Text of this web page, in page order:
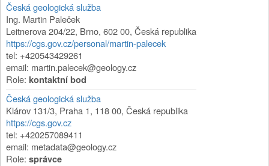
Česká geologická služba
Ing. Martin Paleček
Leitnerova 204/22, Brno, 602 00, Česká republika
https://cgs.gov.cz/personal/martin-palecek
tel: +420543429261
email: martin.palecek@geology.cz
Role: kontaktní bod
Česká geologická služba
Klárov 131/3, Praha 1, 118 00, Česká republika
https://cgs.gov.cz
tel: +420257089411
email: metadata@geology.cz
Role: správce